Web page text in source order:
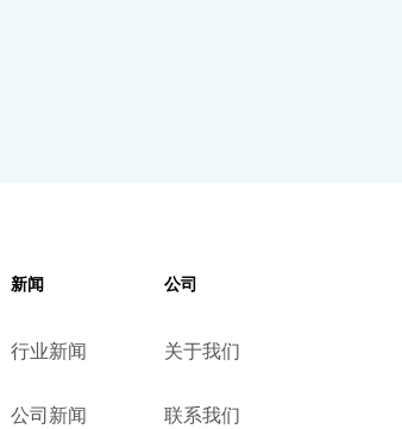
新闻
行业新闻
公司新闻
公司
关于我们
联系我们